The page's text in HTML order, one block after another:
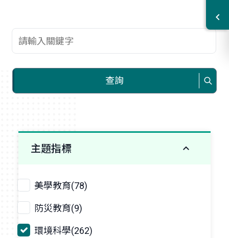
查詢關鍵字
查詢
主題指標
美學教育(78)
防災教育(9)
環境科學(262)